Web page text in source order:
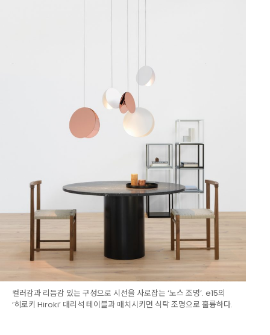
컬러감과 리듬감 있는 구성으로 시선을 사로잡는 ‘노스 조명’. e15의
‘히로키 Hiroki’ 대리석 테이블과 매치시키면 식탁 조명으로 훌륭하다.